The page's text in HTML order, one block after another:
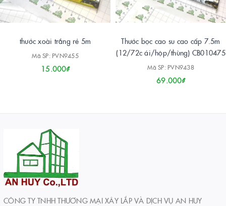
thước xoài trắng rẻ 5m
Mã SP: PVN9455
15.000₫
Thước bọc cao su cao cấp 7.5m
(12/72c ái/hộp/thùng) CB010475
Mã SP: PVN9438
69.000₫
CÔNG TY TNHH THƯƠNG MẠI XÂY LẮP VÀ DỊCH VỤ AN HUY